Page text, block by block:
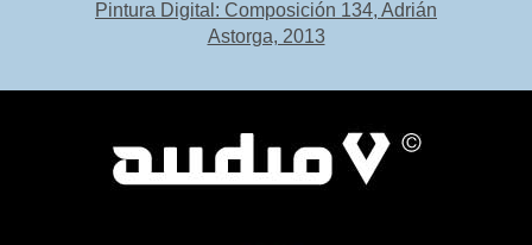
Pintura Digital: Composición 134, Adrián
Astorga, 2013